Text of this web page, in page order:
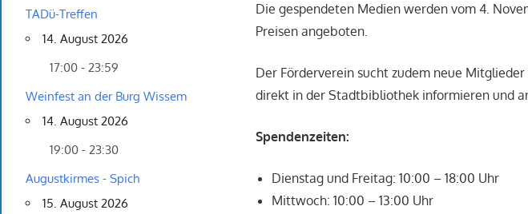
Die gespendeten Medien werden vom 4.
Preisen angeboten.
Der Förderverein sucht zudem neue
direkt in der Stadtbibliothek informieren und
Spendenzeiten:
Dienstag und Freitag: 10:00 – 18:00 Uhr
Mittwoch: 10:00 – 13:00 Uhr
TADü-Treffen
14. August 2026
17:00 - 23:59
Weinfest an der Burg Wissem
14. August 2026
19:00 - 23:30
Augustkirmes - Spich
15. August 2026